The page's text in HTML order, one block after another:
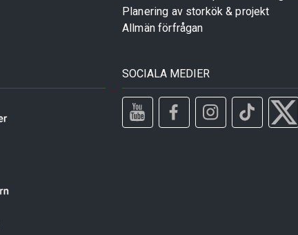
Planering av storkök & projekt
Allmän förfrågan
SOCIALA MEDIER